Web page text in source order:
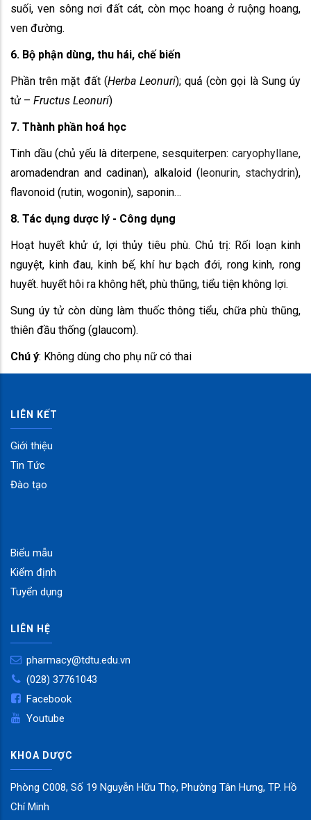
suối, ven sông nơi đất cát, còn mọc hoang ở ruộng hoang,
ven đường.
6. Bộ phận dùng, thu hái, chế biến
Phần trên mặt đất (Herba Leonuri); quả (còn gọi là Sung úy
tử – Fructus Leonuri)
7. Thành phần hoá học
Tinh dầu (chủ yếu là diterpene, sesquiterpen: caryophyllane,
aromadendran and cadinan), alkaloid ( leonurin, stachydrin),
flavonoid (rutin, wogonin), saponin…
8. Tác dụng dược lý - Công dụng
Hoạt huyết khử ứ, lợi thủy tiêu phù. Chủ trị: Rối loạn kinh
nguyệt, kinh đau, kinh bế, khí hư bạch đới, rong kinh, rong
huyết. huyết hôi ra không hết, phù thũng, tiểu tiện không lợi.
Sung úy tử còn dùng làm thuốc thông tiểu, chữa phù thũng,
thiên đầu thống (glaucom).
Chú ý: Không dùng cho phụ nữ có thai
LIÊN KẾT
Giới thiệu
Tin Tức
Đào tạo
Biểu mẫu
Kiểm định
Tuyển dụng
LIÊN HỆ
pharmacy@tdtu.edu.vn
(028) 37761043
Facebook
Youtube
KHOA DƯỢC
slot
Phòng C008, Số 19 Nguyễn Hữu Thọ, Phường Tân Hưng, TP. Hồ
Chí Minh